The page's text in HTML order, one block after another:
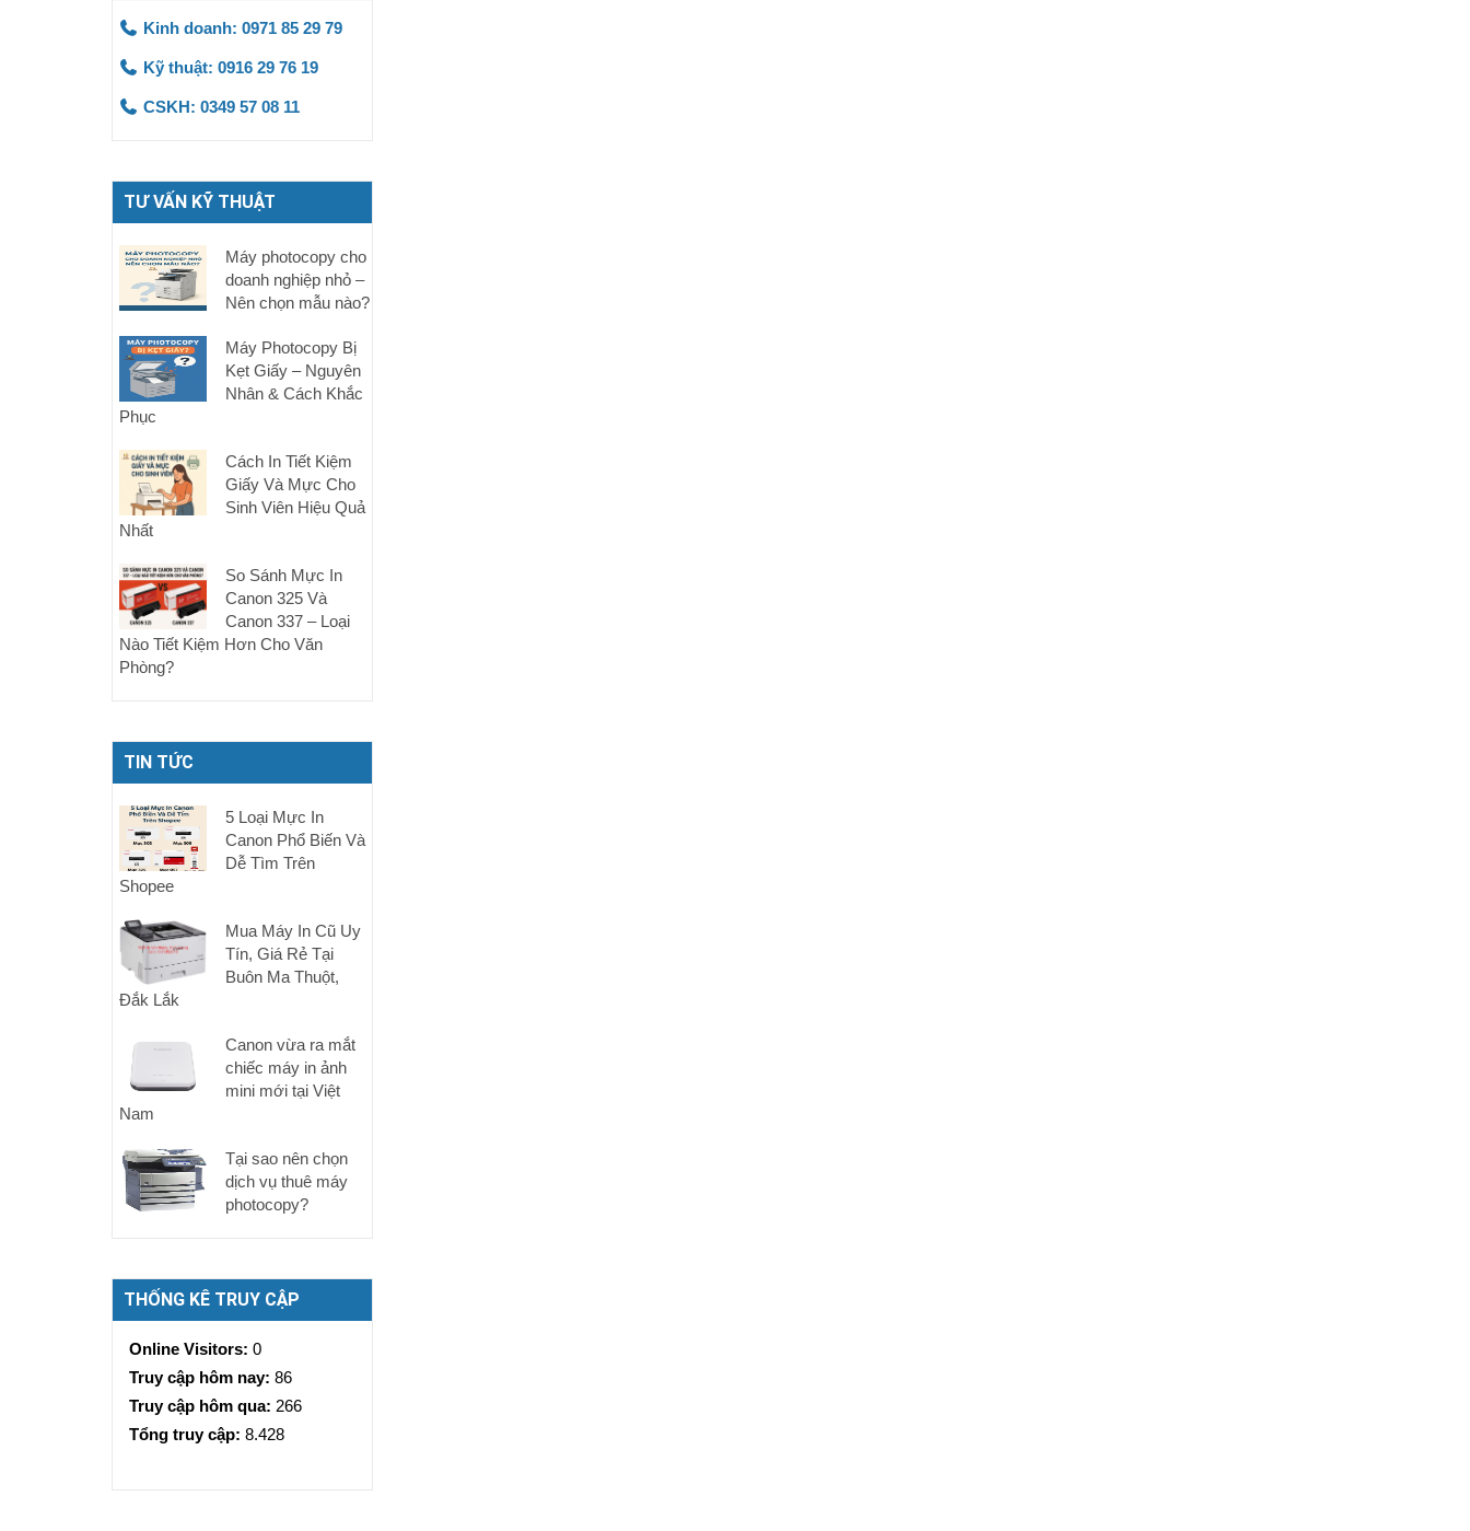
Kinh doanh: 0971 85 29 79
Kỹ thuật: 0916 29 76 19
CSKH: 0349 57 08 11
TƯ VẤN KỸ THUẬT
Máy photocopy cho
doanh nghiệp nhỏ –
Nên chọn mẫu nào?
Máy Photocopy Bị
Kẹt Giấy – Nguyên
Nhân & Cách Khắc
Phục
Cách In Tiết Kiệm
Giấy Và Mực Cho
Sinh Viên Hiệu Quả
Nhất
So Sánh Mực In
Canon 325 Và
Canon 337 – Loại
Nào Tiết Kiệm Hơn Cho Văn
Phòng?
TIN TỨC
5 Loại Mực In
Canon Phổ Biến Và
Dễ Tìm Trên
Shopee
Mua Máy In Cũ Uy
Tín, Giá Rẻ Tại
Buôn Ma Thuột,
Đắk Lắk
Canon vừa ra mắt
chiếc máy in ảnh
mini mới tại Việt
Nam
Tại sao nên chọn
dịch vụ thuê máy
photocopy?
THỐNG KÊ TRUY CẬP
Online Visitors: 0
Truy cập hôm nay: 86
Truy cập hôm qua: 266
Tổng truy cập: 8.428